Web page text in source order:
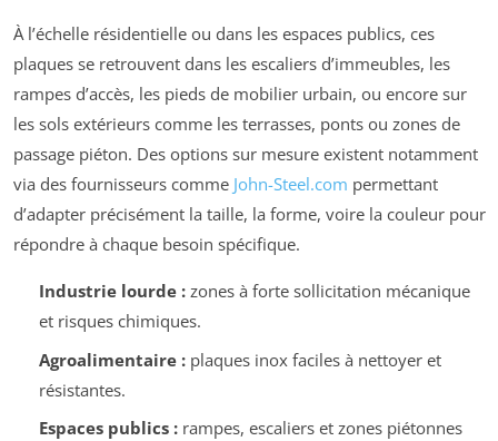
À l’échelle résidentielle ou dans les espaces publics, ces
plaques se retrouvent dans les escaliers d’immeubles, les
rampes d’accès, les pieds de mobilier urbain, ou encore sur
les sols extérieurs comme les terrasses, ponts ou zones de
passage piéton. Des options sur mesure existent notamment
via des fournisseurs comme John-Steel.com permettant
d’adapter précisément la taille, la forme, voire la couleur pour
répondre à chaque besoin spécifique.
Industrie lourde :zones à forte sollicitation mécanique
et risques chimiques.
Agroalimentaire :plaques inox faciles à nettoyer et
résistantes.
Espaces publics :rampes, escaliers et zones piétonnes